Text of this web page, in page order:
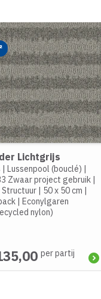
Lichtgrijs
|Lussenpool (bouclé) |
Zwaar project gebruik |
Structuur | 50 x 50 cm |
|Econylgaren
nylon)
per partij